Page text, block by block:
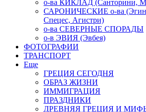
о-ва КИКЛАД (Санторини,
САРОНИЧЕСКИЕ о-ва
Спецес, Агистри)
о-ва СЕВЕРНЫЕ СПОРАДЫ
о-в ЭВИЯ (Эвбея)
ФОТОГРАФИИ
ТРАНСПОРТ
Еще
ГРЕЦИЯ СЕГОДНЯ
ОБРАЗ ЖИЗНИ
ИММИГРАЦИЯ
ПРАЗДНИКИ
ДРЕВНЯЯ ГРЕЦИЯ И